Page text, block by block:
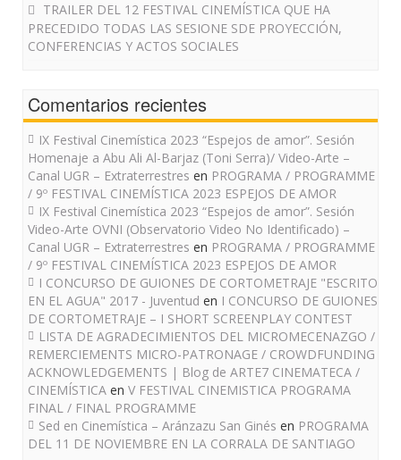
TRAILER DEL 12 FESTIVAL CINEMÍSTICA QUE HA
PRECEDIDO TODAS LAS SESIONE SDE PROYECCIÓN,
CONFERENCIAS Y ACTOS SOCIALES
Comentarios recientes
IX Festival Cinemística 2023 “Espejos de amor”. Sesión
Homenaje a Abu Ali Al-Barjaz (Toni Serra)/ Video-Arte –
Canal UGR – Extraterrestres en PROGRAMA / PROGRAMME
/ 9º FESTIVAL CINEMÍSTICA 2023 ESPEJOS DE AMOR
IX Festival Cinemística 2023 “Espejos de amor”. Sesión
Video-Arte OVNI (Observatorio Video No Identificado) –
Canal UGR – Extraterrestres en PROGRAMA / PROGRAMME
/ 9º FESTIVAL CINEMÍSTICA 2023 ESPEJOS DE AMOR
I CONCURSO DE GUIONES DE CORTOMETRAJE "ESCRITO
EN EL AGUA" 2017 - Juventud en I CONCURSO DE GUIONES
DE CORTOMETRAJE – I SHORT SCREENPLAY CONTEST
LISTA DE AGRADECIMIENTOS DEL MICROMECENAZGO /
REMERCIEMENTS MICRO-PATRONAGE / CROWDFUNDING
ACKNOWLEDGEMENTS | Blog de ARTE7 CINEMATECA /
CINEMÍSTICA en V FESTIVAL CINEMISTICA PROGRAMA
FINAL / FINAL PROGRAMME
Sed en Cinemística – Aránzazu San Ginés en PROGRAMA
DEL 11 DE NOVIEMBRE EN LA CORRALA DE SANTIAGO